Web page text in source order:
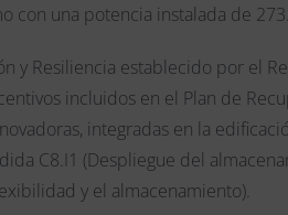
con una potencia instalada de
y Resiliencia es­tablecido por el
incluidos en el Plan de
integradas en la
C8.I1 (Despliegue del
y el almacenamiento).